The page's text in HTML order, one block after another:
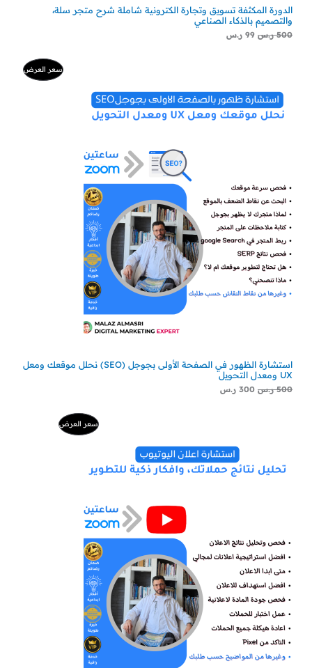
الدورة المكثفة تسويق وتجارة الكترونية شاملة شرح متجر سلة،
والتصميم بالذكاء الصناعي
500 ر.س 99 ر.س
سعر العرضمنتج
استشارة الظهور في الصفحة الأولى بجوجل (SEO) نحلل موقعك ومعل
UX ومعدل التحويل
500 ر.س
500 ر.س.
300 ر.س
300 ر.س.
سعر العرضمنتج
229 ر.س.